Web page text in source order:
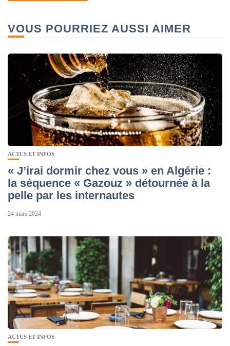
VOUS POURRIEZ AUSSI AIMER
ACTUS ET INFOS
« J’irai dormir chez vous » en Algérie :
la séquence « Gazouz » détournée à la
pelle par les internautes
24 mars 2024
ACTUS ET INFOS